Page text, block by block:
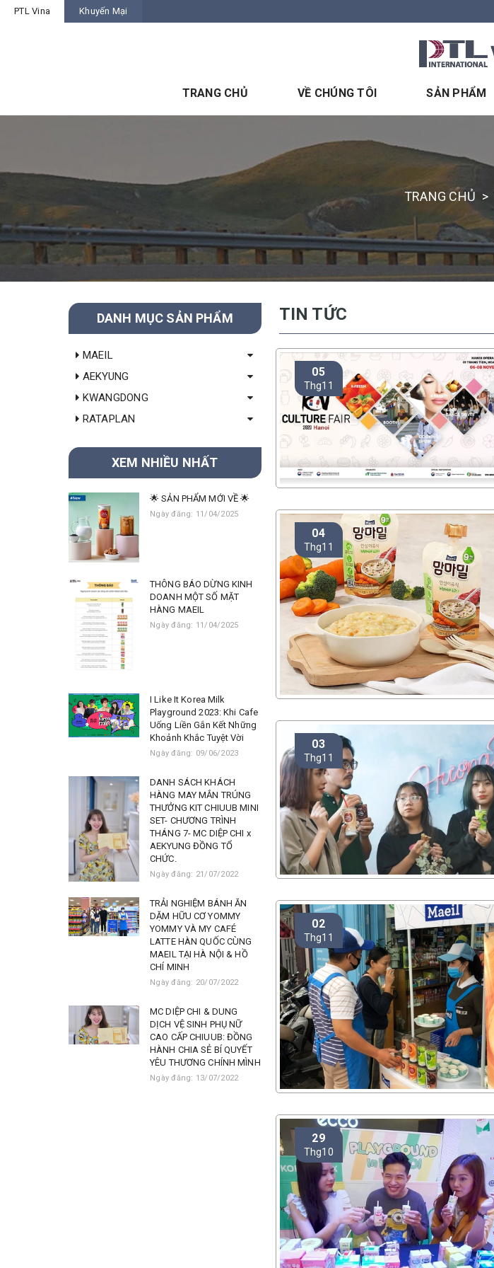
PTL Vina Khuyến Mại
TRANG CHỦ VỀ CHÚNG TÔI SẢN PHẨM
TRANG CHỦ >
TIN TỨC
05
Thg11
04
Thg11
03
Thg11
02
Thg11
29
Thg10
DANH MỤC SẢN PHẨM
MAEIL
AEKYUNG
KWANGDONG
RATAPLAN
XEM NHIỀU NHẤT
🌟 SẢN PHẨM MỚI VỀ 🌟
Ngày đăng: 11/04/2025
THÔNG BÁO DỪNG KINH
DOANH MỘT SỐ MẶT
HÀNG MAEIL
Ngày đăng: 11/04/2025
I Like It Korea Milk
Playground 2023: Khi Cafe
Uống Liền Gắn Kết Những
Khoảnh Khắc Tuyệt Vời
Ngày đăng: 09/06/2023
DANH SÁCH KHÁCH
HÀNG MAY MẮN TRÚNG
THƯỞNG KIT CHIUUB MINI
SET- CHƯƠNG TRÌNH
THÁNG 7- MC DIỆP CHI x
AEKYUNG ĐỒNG TỔ
CHỨC.
Ngày đăng: 21/07/2022
TRẢI NGHIỆM BÁNH ĂN
DẶM HỮU CƠ YOMMY
YOMMY VÀ MY CAFÉ
LATTE HÀN QUỐC CÙNG
MAEIL TẠI HÀ NỘI & HỒ
CHÍ MINH
Ngày đăng: 20/07/2022
MC DIỆP CHI & DUNG
DỊCH VỆ SINH PHỤ NỮ
CAO CẤP CHIUUB: ĐỒNG
HÀNH CHIA SẺ BÍ QUYẾT
YÊU THƯƠNG CHÍNH MÌNH
Ngày đăng: 13/07/2022